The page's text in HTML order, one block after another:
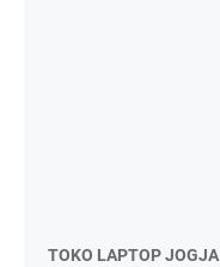
TOKO LAPTOP JOGJA